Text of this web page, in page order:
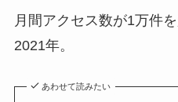
月間アクセス数が1万件
2021年。
あわせて読みたい